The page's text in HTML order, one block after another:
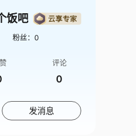
饭吧
粉丝： 0
评论
0
发消息